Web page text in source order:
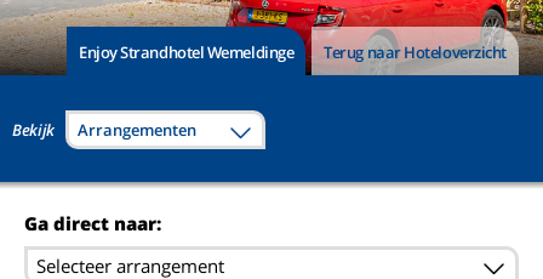
Enjoy Strandhotel Wemeldinge Terug naar Hoteloverzicht
Bekijk Arrangementen
Ga direct naar:
Selecteer arrangement